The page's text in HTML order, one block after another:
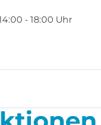
- 18:00 Uhr